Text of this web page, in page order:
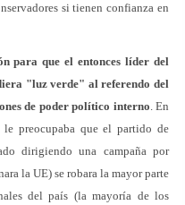
si tienen confianza en
para que el entonces líder del
"luz verde" al referendo del
de poder político interno. En
preocupaba que el partido de
dirigiendo una campaña por
la UE) se robara la mayor parte
del país (la mayoría de los